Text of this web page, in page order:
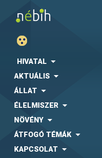
HIVATAL
AKTUÁLIS
ÁLLAT
ÉLELMISZER
NÖVÉNY
ÁTFOGÓ TÉMÁK
KAPCSOLAT